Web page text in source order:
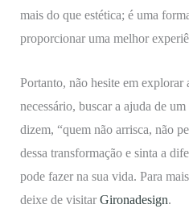
mais do que estética; é uma
proporcionar uma melhor
Portanto, não hesite em explorar
necessário, buscar a ajuda de um
dizem, “quem não arrisca, não
dessa transformação e sinta a
pode fazer na sua vida. Para
deixe de visitar Gironadesign.